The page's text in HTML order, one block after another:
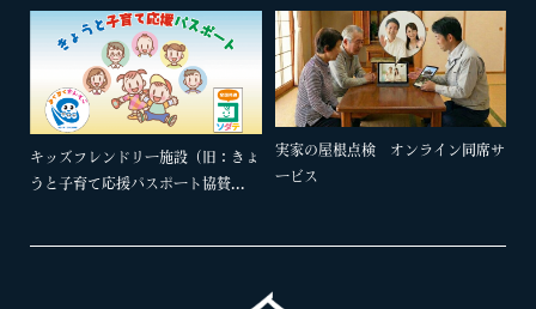
キッズフレンドリー施設（旧：きょ
うと子育て応援パスポート協賛...
実家の屋根点検 オンライン同席サ
ービス